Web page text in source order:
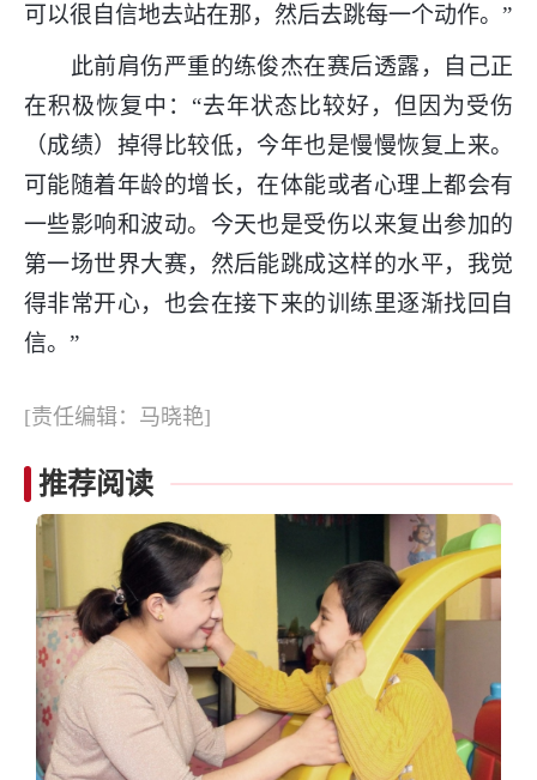
可以很自信地去站在那，然后去跳每一个动作。”
此前肩伤严重的练俊杰在赛后透露，自己正
在积极恢复中：“去年状态比较好，但因为受伤
（成绩）掉得比较低，今年也是慢慢恢复上来。
可能随着年龄的增长，在体能或者心理上都会有
一些影响和波动。今天也是受伤以来复出参加的
第一场世界大赛，然后能跳成这样的水平，我觉
得非常开心，也会在接下来的训练里逐渐找回自
信。”
[责任编辑：马晓艳]
推荐阅读